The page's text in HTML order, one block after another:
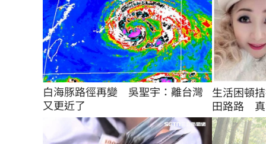
白海豚路徑再變　吳聖宇：離台灣
又更近了
生活困頓
田路路 真